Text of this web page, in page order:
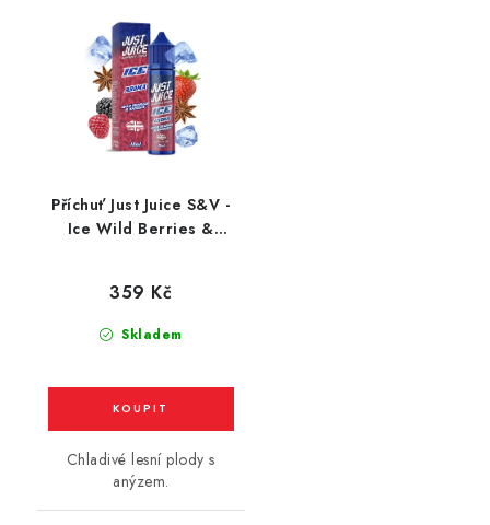
Příchuť Just Juice S&V -
Ice Wild Berries &
Skladem
359 Kč
Chladivé lesní plody s
anýzem.